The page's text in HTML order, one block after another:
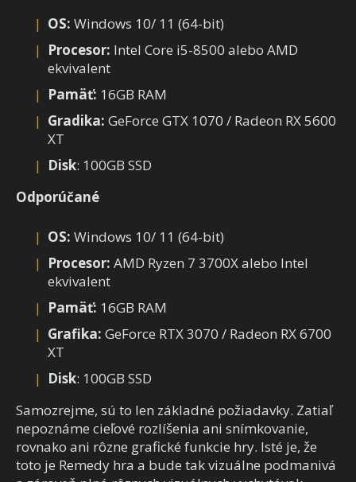
OS: Windows 10/ 11 (64-bit)
Procesor: Intel Core i5-8500 alebo AMD
ekvivalent
Pamäť: 16GB RAM
Gradika: GeForce GTX 1070 / Radeon RX 5600
XT
Disk: 100GB SSD
Odporúčané
OS: Windows 10/ 11 (64-bit)
Procesor: AMD Ryzen 7 3700X alebo Intel
ekvivalent
Pamäť: 16GB RAM
Grafika: GeForce RTX 3070 / Radeon RX 6700
XT
Disk: 100GB SSD
Samozrejme, sú to len základné požiadavky. Zatiaľ
nepoznáme cieľové rozlíšenia ani snímkovanie,
rovnako ani rôzne grafické funkcie hry. Isté je, že
toto je Remedy hra a bude tak vizuálne podmanivá